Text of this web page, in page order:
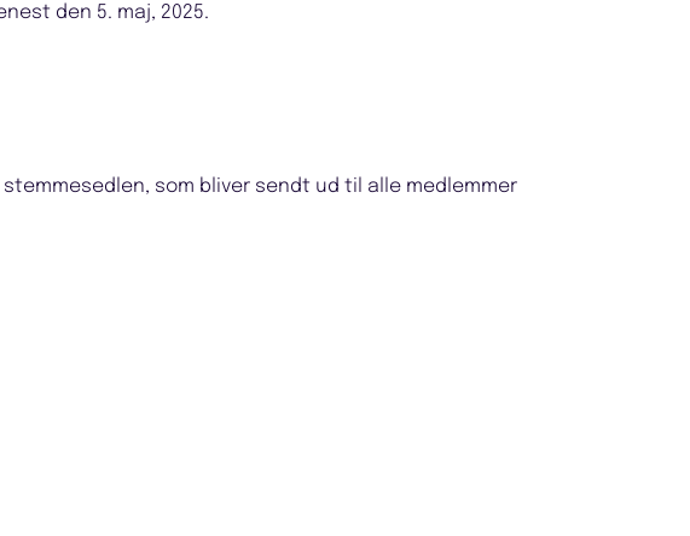
den 5. maj, 2025.
som bliver sendt ud til alle medlemmer